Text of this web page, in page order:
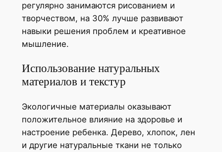
регулярно занимаются рисованием и
творчеством, на 30% лучше развивают
навыки решения проблем и креативное
мышление.
Использование натуральных
материалов и текстур
Экологичные материалы оказывают
положительное влияние на здоровье и
настроение ребенка. Дерево, хлопок, лен
и другие натуральные ткани не только